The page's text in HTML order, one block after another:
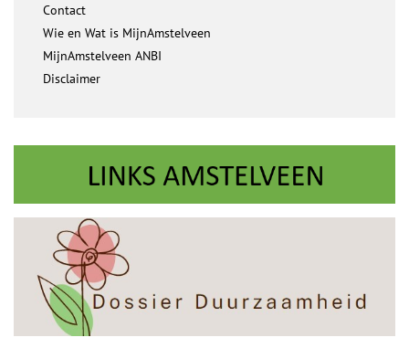
Contact
Wie en Wat is MijnAmstelveen
MijnAmstelveen ANBI
Disclaimer